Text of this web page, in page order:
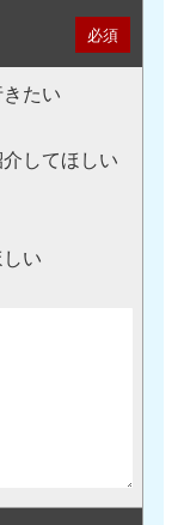
必須
たい
してほしい
い